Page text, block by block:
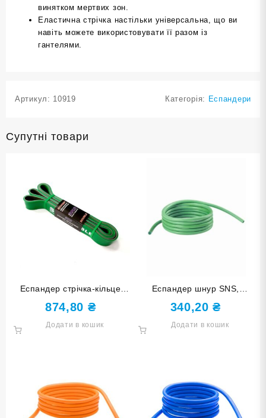
винятком мертвих зон.
Еластична стрічка настільки універсальна, що ви
навіть можете використовувати її разом із
гантелями.
Артикул: 10919 Категорія: Еспандери
Супутні товари
Еспандер стрічка-кільце
подвійний SNS 145-32-
DOUBLE
874,80 ₴
Додати в кошик
Еспандер шнур SNS,
довжина 5 м, товщина 8 мм
340,20₴
Додати в кошик